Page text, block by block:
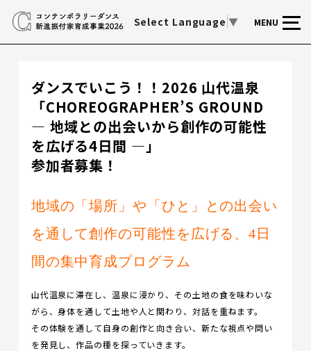
Select Language ▼ MENU
ダンスでいこう！！2026 山代温泉
「CHOREOGRAPHER’S GROUND
― 地域との出会いから創作の可能性
を広げる4日間 ―」
参加者募集！
地域の「場所」や「ひと」との出会い
を通して創作の可能性を広げる、4日
間の集中育成プログラム
山代温泉に滞在し、温泉に浸かり、その土地の食を味わいな
がら、身体を通して土地や人と関わり、対話を重ねます。
その体験を通して自身の創作と向き合い、新たな視点や問い
を発見し、作品の種を探っていきます。